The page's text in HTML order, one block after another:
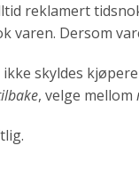
reklamert
varen. Dersom
skyldes
, velge mellom